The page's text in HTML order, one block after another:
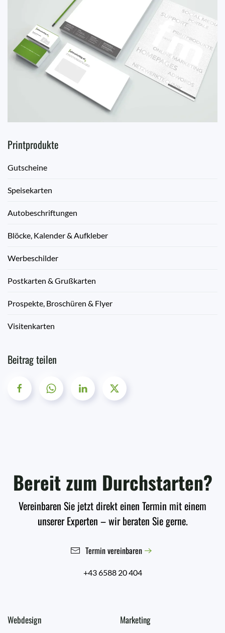
Printprodukte
Gutscheine
Speisekarten
Autobeschriftungen
Blöcke, Kalender & Aufkleber
Werbeschilder
Postkarten & Grußkarten
Prospekte, Broschüren & Flyer
Visitenkarten
Beitrag teilen
Bereit zum Durchstarten?
Vereinbaren Sie jetzt direkt einen Termin mit einem
unserer Experten – wir beraten Sie gerne.
Termin vereinbaren
+43 6588 20 404
Webdesign Marketing